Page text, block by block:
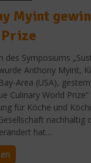
Myint
des Symposiums
Anthony Myint,
Area (USA),
Culinary World
für Köche und
nachhaltig
hat....